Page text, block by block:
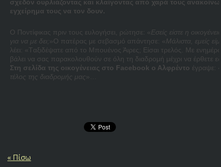
σχεδόν ουρλιάζοντας και κλαίγοντας από χαρά τους
εγχείρημα τους να τον δουν.
Ο Ποντίφικας πριν τους ευλογήσει, ρώτησε: «Εσείς είστε η
για να με δει;»O πατέρας με σεβασμό απάντησε: «Μάλιστα, εμείς
λέει: «Tαξιδέψατε από το Μπουένος Άιρες; Είσαι τρελός. Με
βάλει να σας παρακολουθούν σε όλη τη διαδρομή μέχρι να έρθετε
Στη σελίδα της οικογένειας στο Facebook ο Αλφρέντο έγραψε:
τέλος της διαδρομής μας»…
« Πίσω